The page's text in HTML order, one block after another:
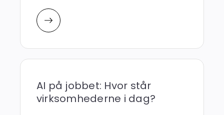
AI på jobbet: Hvor står
virksomhederne i dag?